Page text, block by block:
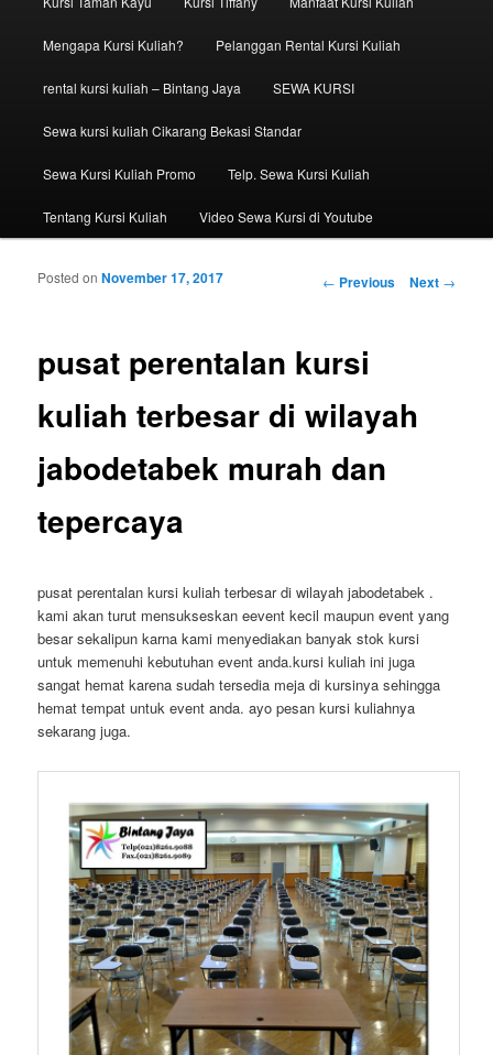
Mengapa Kursi Kuliah? Pelanggan Rental Kursi Kuliah
rental kursi kuliah – Bintang Jaya SEWA KURSI
Sewa kursi kuliah Cikarang Bekasi Standar
Sewa Kursi Kuliah Promo Telp. Sewa Kursi Kuliah
Tentang Kursi Kuliah Video Sewa Kursi di Youtube
Post navigation
← Previous Next →
pusat perentalan kursi
kuliah terbesar di wilayah
jabodetabek murah dan
tepercaya
Posted onNovember 17, 2017
pusat perentalan kursi kuliah terbesar di wilayah jabodetabek .
kami akan turut mensukseskan eevent kecil maupun event yang
besar sekalipun karna kami menyediakan banyak stok kursi
untuk memenuhi kebutuhan event anda.kursi kuliah ini juga
sangat hemat karena sudah tersedia meja di kursinya sehingga
hemat tempat untuk event anda. ayo pesan kursi kuliahnya
sekarang juga.